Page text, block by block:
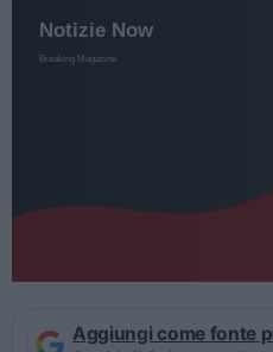
Aggiungi come fonte